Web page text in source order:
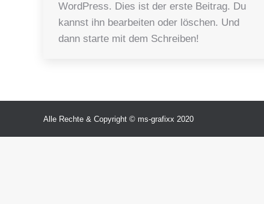
WordPress. Dies ist der erste Beitrag. Du
kannst ihn bearbeiten oder löschen. Und
dann starte mit dem Schreiben!
Alle Rechte & Copyright © ms-grafixx 2020